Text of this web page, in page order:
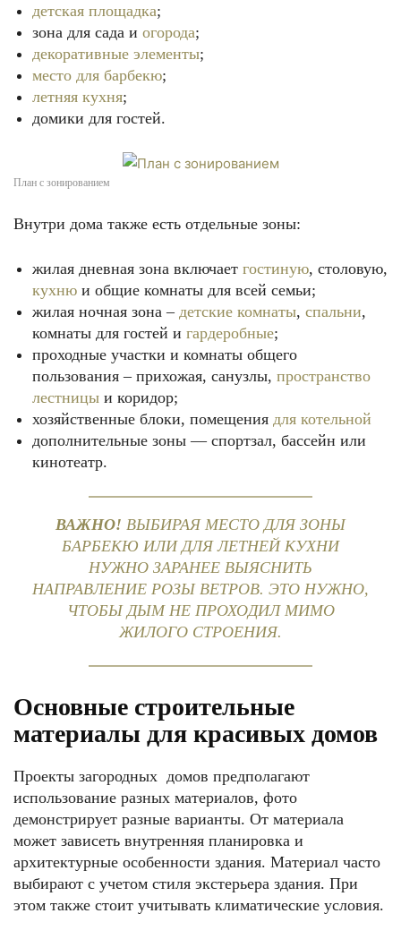
детская площадка;
зона для сада и огорода;
декоративные элементы;
место для барбекю;
летняя кухня;
домики для гостей.
План с зонированием
Внутри дома также есть отдельные зоны:
жилая дневная зона включает гостиную, столовую,
кухню и общие комнаты для всей семьи;
жилая ночная зона – детские комнаты, спальни,
комнаты для гостей и гардеробные;
проходные участки и комнаты общего
пользования – прихожая, санузлы, пространство
лестницы и коридор;
хозяйственные блоки, помещения для котельной
дополнительные зоны — спортзал, бассейн или
кинотеатр.
ВАЖНО! ВЫБИРАЯ МЕСТО ДЛЯ ЗОНЫ
БАРБЕКЮ ИЛИ ДЛЯ ЛЕТНЕЙ КУХНИ
НУЖНО ЗАРАНЕЕ ВЫЯСНИТЬ
НАПРАВЛЕНИЕ РОЗЫ ВЕТРОВ. ЭТО НУЖНО,
ЧТОБЫ ДЫМ НЕ ПРОХОДИЛ МИМО
ЖИЛОГО СТРОЕНИЯ.
Основные строительные
материалы для красивых домов
Проекты загородных домов предполагают
использование разных материалов, фото
демонстрирует разные варианты. От материала
может зависеть внутренняя планировка и
архитектурные особенности здания. Материал часто
выбирают с учетом стиля экстерьера здания. При
этом также стоит учитывать климатические условия.